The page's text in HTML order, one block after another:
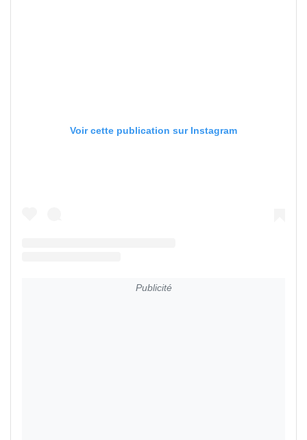
Voir cette publication sur Instagram
Publicité